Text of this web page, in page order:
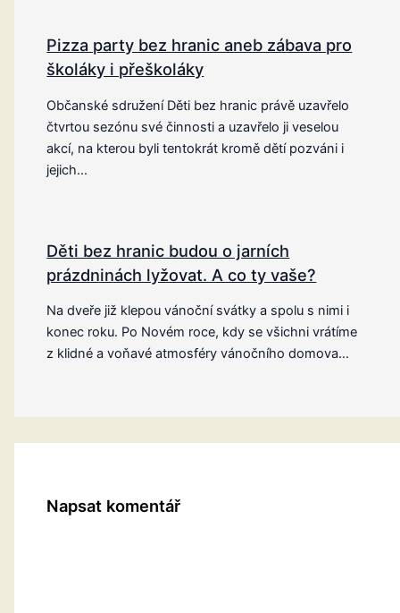
Pizza party bez hranic aneb zábava pro
školáky i přeškoláky
Občanské sdružení Děti bez hranic právě uzavřelo
čtvrtou sezónu své činnosti a uzavřelo ji veselou
akcí, na kterou byli tentokrát kromě dětí pozváni i
jejich…
Děti bez hranic budou o jarních
prázdninách lyžovat. A co ty vaše?
Na dveře již klepou vánoční svátky a spolu s nimi i
konec roku. Po Novém roce, kdy se všichni vrátíme
z klidné a voňavé atmosféry vánočního domova…
Napsat komentář